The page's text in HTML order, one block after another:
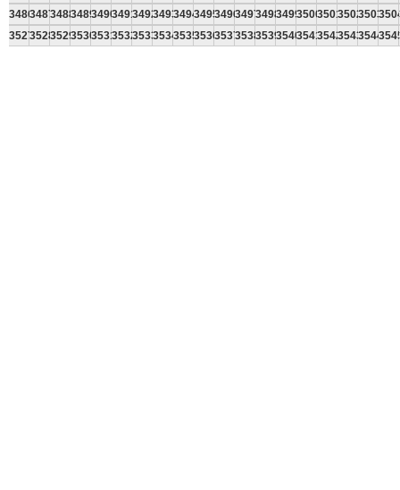
348634873488348934903491349234933494349534963497349834993500350135023503
352735283529353035313532353335343535353635373538353935403541354235433544